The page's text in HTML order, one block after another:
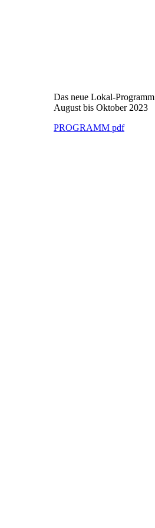
Das neue Lokal-Programm
August bis Oktober 2023
PROGRAMM pdf